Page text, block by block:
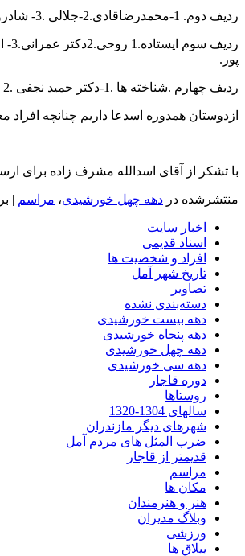
ردیف دوم. 1-محمدرضاقادی.2-جلالی .3- شادروان محمود پرتوی . 4 دونفربعدی میهمان ونا شناس.5-به بلندای تاریخ. علی یگانه
پور.
ردیف چهارم .شناخته ها .1-دکتر حمید نجفی .2 مهندس یزدان پناه.
ازدوستان همدوره اسدعا داریم چنانچه
با تشکر از آقای اسدالله مشرف زاده برای
منتشرشده در دهه چهل خورشیدی، مراسم |
اخبار سایت
اسناد قدیمی
افراد و شخصیت ها
تاریخ شهر آمل
تصاویر
دسته‌بندی نشده
دهه بیست خورشیدی
دهه پنجاه خورشیدی
دهه چهل خورشیدی
دهه سی خورشیدی
دوره قاجار
روستاها
سالهای 1304-1320
شهرهای دیگر مازندران
ضرب المثل های مردم آمل
قدیمتر از قاجار
مراسم
مکان ها
هنر و هنرمندان
وبلاگ مدیران
ورزشی
ییلاق ها